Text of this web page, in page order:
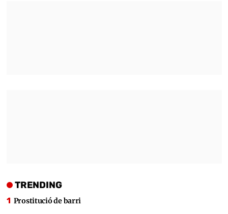
TRENDING
Prostitució de barri